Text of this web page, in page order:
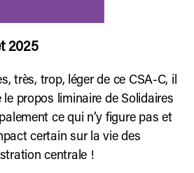
2025
très, trop, léger de ce CSA-C, il
propos liminaire de Solidaires
ce qui n’y figure pas et
certain sur la vie des
centrale !